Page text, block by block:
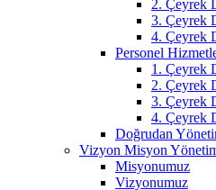
2. Çeyrek
3. Çeyrek
4. Çeyrek
Personel
1. Çeyrek
2. Çeyrek
3. Çeyrek
4. Çeyrek
Doğrudan
Vizyon Misyon
Misyonumuz
Vizyonumuz